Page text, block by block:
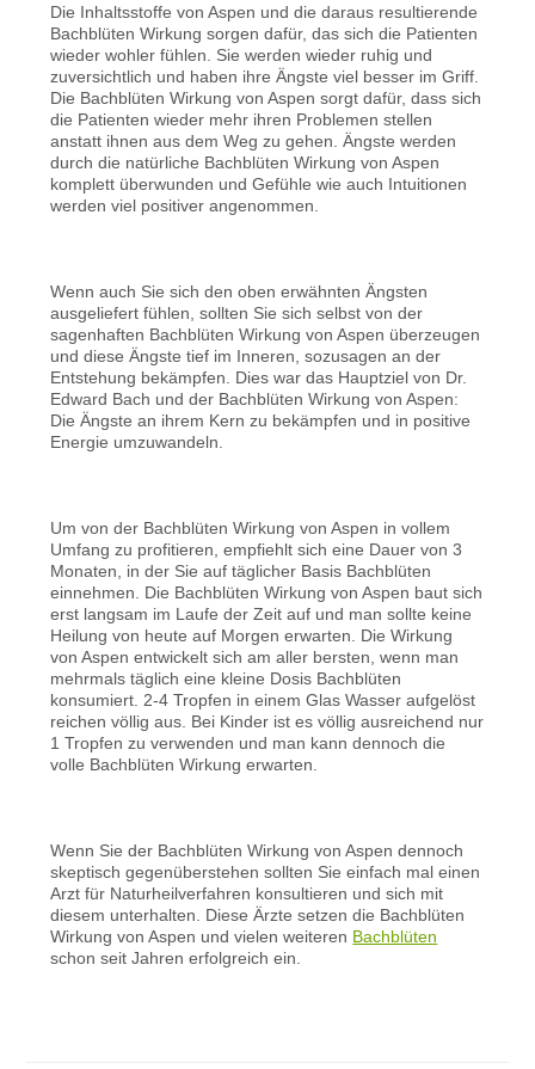
Die Inhaltsstoffe von Aspen und die daraus resultierende
Bachblüten Wirkung sorgen dafür, das sich die Patienten
wieder wohler fühlen. Sie werden wieder ruhig und
zuversichtlich und haben ihre Ängste viel besser im Griff.
Die Bachblüten Wirkung von Aspen sorgt dafür, dass sich
die Patienten wieder mehr ihren Problemen stellen
anstatt ihnen aus dem Weg zu gehen. Ängste werden
durch die natürliche Bachblüten Wirkung von Aspen
komplett überwunden und Gefühle wie auch Intuitionen
werden viel positiver angenommen.
Wenn auch Sie sich den oben erwähnten Ängsten
ausgeliefert fühlen, sollten Sie sich selbst von der
sagenhaften Bachblüten Wirkung von Aspen überzeugen
und diese Ängste tief im Inneren, sozusagen an der
Entstehung bekämpfen. Dies war das Hauptziel von Dr.
Edward Bach und der Bachblüten Wirkung von Aspen:
Die Ängste an ihrem Kern zu bekämpfen und in positive
Energie umzuwandeln.
Um von der Bachblüten Wirkung von Aspen in vollem
Umfang zu profitieren, empfiehlt sich eine Dauer von 3
Monaten, in der Sie auf täglicher Basis Bachblüten
einnehmen. Die Bachblüten Wirkung von Aspen baut sich
erst langsam im Laufe der Zeit auf und man sollte keine
Heilung von heute auf Morgen erwarten. Die Wirkung
von Aspen entwickelt sich am aller bersten, wenn man
mehrmals täglich eine kleine Dosis Bachblüten
konsumiert. 2-4 Tropfen in einem Glas Wasser aufgelöst
reichen völlig aus. Bei Kinder ist es völlig ausreichend nur
1 Tropfen zu verwenden und man kann dennoch die
volle Bachblüten Wirkung erwarten.
Wenn Sie der Bachblüten Wirkung von Aspen dennoch
skeptisch gegenüberstehen sollten Sie einfach mal einen
Arzt für Naturheilverfahren konsultieren und sich mit
diesem unterhalten. Diese Ärzte setzen die Bachblüten
Wirkung von Aspen und vielen weiteren Bachblüten
schon seit Jahren erfolgreich ein.